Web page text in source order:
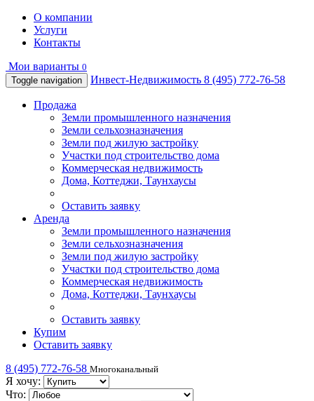
О компании
Услуги
Контакты
Мои варианты 0
Toggle navigation
Инвест-Недвижимость 8 (495) 772-76-58
Продажа
Земли промышленного назначения
Земли сельхозназначения
Земли под жилую застройку
Участки под строительство дома
Коммерческая недвижимость
Дома, Коттеджи, Таунхаусы
Оставить заявку
Аренда
Земли промышленного назначения
Земли сельхозназначения
Земли под жилую застройку
Участки под строительство дома
Коммерческая недвижимость
Дома, Коттеджи, Таунхаусы
Оставить заявку
Купим
Оставить заявку
8 (495) 772-76-58 Многоканальный
Я хочу:
Что: